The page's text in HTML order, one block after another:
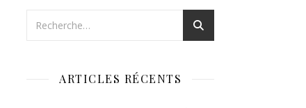
ARTICLES RÉCENTS